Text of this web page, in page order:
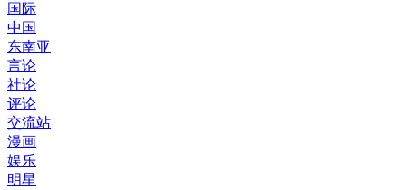
国际
中国
东南亚
言论
社论
评论
交流站
漫画
娱乐
明星